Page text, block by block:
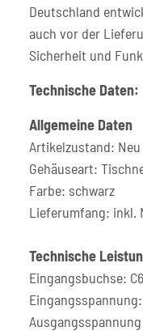
Deutschland
auch vor der
Sicherheit und
Technische Daten:
Allgemeine Daten
Artikelzustand: Neu
Gehäuseart:
Farbe: schwarz
Lieferumfang: inkl.
Technische
Eingangsbuchse: C6
Eingangsspannung:
Ausgangsspannung